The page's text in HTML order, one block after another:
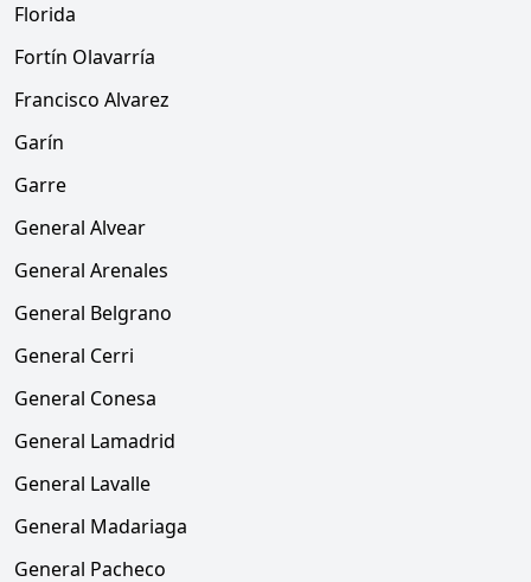
Florida
Fortín Olavarría
Francisco Alvarez
Garín
Garre
General Alvear
General Arenales
General Belgrano
General Cerri
General Conesa
General Lamadrid
General Lavalle
General Madariaga
General Pacheco